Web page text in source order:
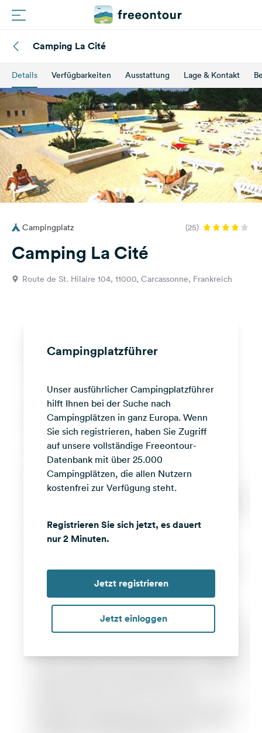
Routen
Plätze
Magazin
Partner
Registrieren
Einloggen
Fragen &
Feedback
Media
Facebook
Instagram
Camping La Cité
Details Verfügbarkeiten Ausstattung Lage & Kontakt
Campingplatz (25)
Camping La Cité
Route de St. Hilaire 104, 11000, Carcassonne, Frankreich
Campingplatzführer
Unser ausführlicher Campingplatzführer
hilft Ihnen bei der Suche nach
Campingplätzen in ganz Europa. Wenn
Sie sich registrieren, haben Sie Zugriff
auf unsere vollständige Freeontour-
Datenbank mit über 25.000
Campingplätzen, die allen Nutzern
kostenfrei zur Verfügung steht.
Registrieren Sie sich jetzt, es dauert
nur 2 Minuten.
Jetzt registrieren
Jetzt einloggen